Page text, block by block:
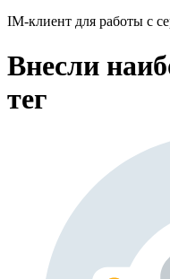
IM-клиент для работы с
Внесли
тег